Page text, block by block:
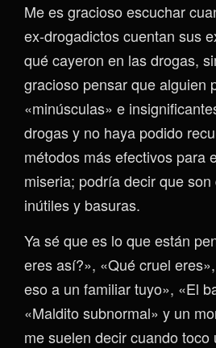
Me es gracioso escuchar
ex-drogadictos cuentan sus
qué cayeron en las drogas,
gracioso pensar que alguien
«minúsculas» e
drogas y no haya podido
métodos más efectivos para
miseria; podría decir que
inútiles y basuras.
Ya sé que es lo que están
eres así?», «Qué cruel
eso a un familiar tuyo», «El
«Maldito subnormal» y un
me suelen decir cuando toco